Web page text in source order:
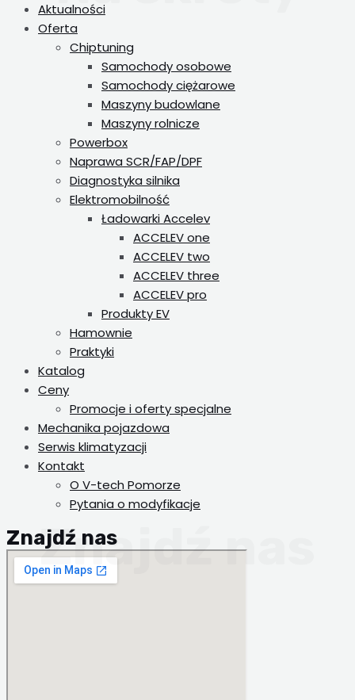
Aktualności
Oferta
Chiptuning
Samochody osobowe
Samochody ciężarowe
Maszyny budowlane
Maszyny rolnicze
Powerbox
Naprawa SCR/FAP/DPF
Diagnostyka silnika
Elektromobilność
Ładowarki Accelev
ACCELEV one
ACCELEV two
ACCELEV three
ACCELEV pro
Produkty EV
Hamownie
Praktyki
Katalog
Ceny
Promocje i oferty specjalne
Mechanika pojazdowa
Serwis klimatyzacji
Kontakt
O V-tech Pomorze
Pytania o modyfikacje
Znajdź nas